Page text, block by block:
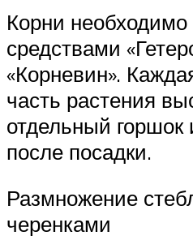
Корни необходимо
средствами
«Корневин».
часть растения
отдельный горшок
после посадки.
Размножение
черенками